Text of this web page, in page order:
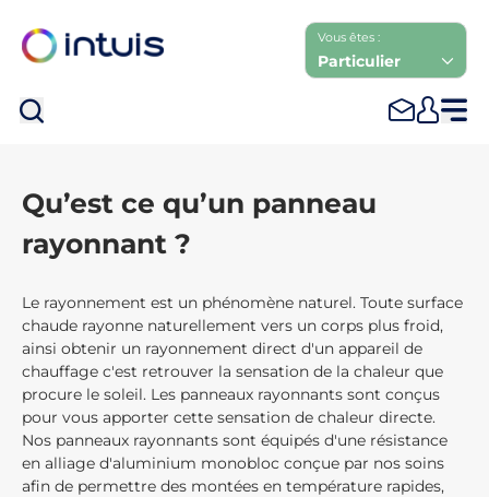
Vous êtes :
Particulier
Qu’est ce qu’un panneau
rayonnant ?
Le rayonnement est un phénomène naturel. Toute surface
chaude rayonne naturellement vers un corps plus froid,
ainsi obtenir un rayonnement direct d'un appareil de
chauffage c'est retrouver la sensation de la chaleur que
procure le soleil. Les panneaux rayonnants sont conçus
pour vous apporter cette sensation de chaleur directe.
Nos panneaux rayonnants sont équipés d'une résistance
en alliage d'aluminium monobloc conçue par nos soins
afin de permettre des montées en température rapides,